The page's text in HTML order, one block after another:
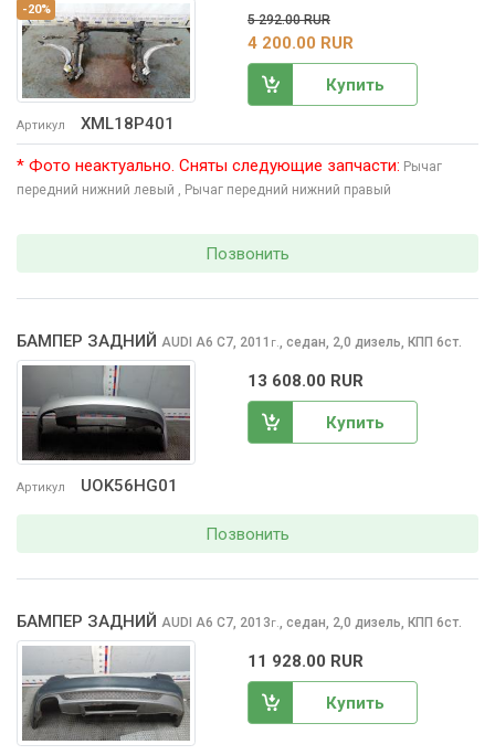
-20%
Артикул XML18P401
5 292.00 RUR
4 200.00 RUR
Купить
* Фото неактуально. Сняты следующие запчасти: Рычаг
передний нижний левый , Рычаг передний нижний правый
Позвонить
Артикул UOK56HG01
БАМПЕР ЗАДНИЙ AUDI A6 C7, 2011 г. седан, 2,0 дизель, КПП 6ст.
13 608.00 RUR
Купить
Позвонить
БАМПЕР ЗАДНИЙ AUDI A6 C7, 2013г. седан, 2,0 дизель, КПП 6ст.
11 928.00 RUR
Купить